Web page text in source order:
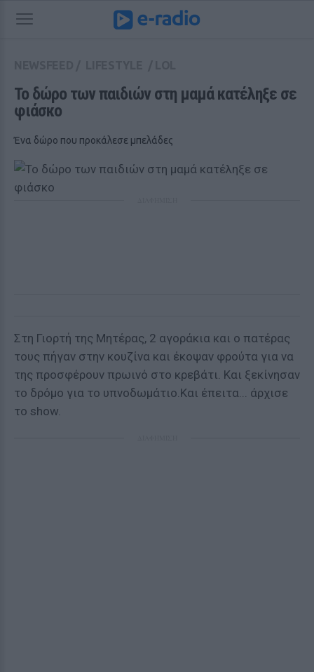
To δώρο των παιδιών στη μαμά κατέληξε σε
φιάσκο
Ένα δώρο που προκάλεσε μπελάδες
Στη Γιορτή της Μητέρας, 2 αγοράκια και ο πατέρας
τους πήγαν στην κουζίνα και έκοψαν φρούτα για να
της προσφέρουν πρωινό στο κρεβάτι. Και ξεκίνησαν
το δρόμο για το υπνοδωμάτιο.Και έπειτα... άρχισε
το show.